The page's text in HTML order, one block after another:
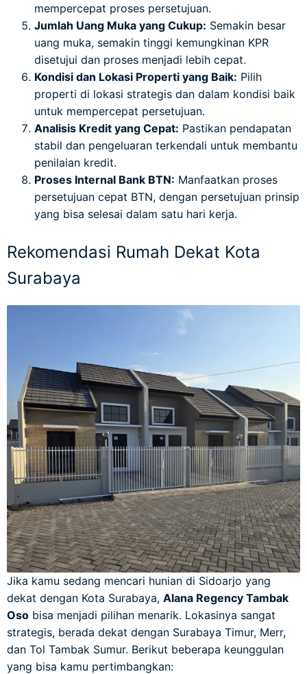
mempercepat proses persetujuan.
Jumlah Uang Muka yang Cukup: Semakin besar
uang muka, semakin tinggi kemungkinan KPR
disetujui dan proses menjadi lebih cepat.
Kondisi dan Lokasi Properti yang Baik: Pilih
properti di lokasi strategis dan dalam kondisi baik
untuk mempercepat persetujuan.
Analisis Kredit yang Cepat: Pastikan pendapatan
stabil dan pengeluaran terkendali untuk membantu
penilaian kredit.
Proses Internal Bank BTN: Manfaatkan proses
persetujuan cepat BTN, dengan persetujuan prinsip
yang bisa selesai dalam satu hari kerja.
Rekomendasi Rumah Dekat Kota
Surabaya
Jika kamu sedang mencari hunian di Sidoarjo yang
dekat dengan Kota Surabaya, Alana Regency Tambak
Oso bisa menjadi pilihan menarik. Lokasinya sangat
strategis, berada dekat dengan Surabaya Timur, Merr,
dan Tol Tambak Sumur. Berikut beberapa keunggulan
yang bisa kamu pertimbangkan: